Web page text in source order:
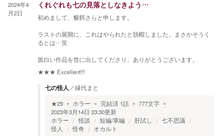
2024年4
月2日
くれぐれも七の見落としなきよう…
初めまして、貘餌さらと申します。
ラストの展開に、これはやられたと脱帽しました。まさかそうく
るとは…笑
面白い作品を世に出してくださり、ありがとうございます。
★★★ Excellent!!!
七の怪人 ／縁代まと
★29 ホラー 完結済 1話 777文字
2023年3月14日 23:30更新
ホラー
怪談 短編/掌編 肝試し
七不思議
怪人
怪奇 オカルト